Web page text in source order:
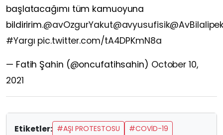
başlatacağımı tüm kamuoyuna
bildiririm.@avOzgurYakut@avyusufisik
#Yargı pic.twitter.com/tA4DPKmN8a
— Fatih Şahin (@oncufatihsahin) October 10,
2021
Etiketler: #AŞI PROTESTOSU
#COVİD-19